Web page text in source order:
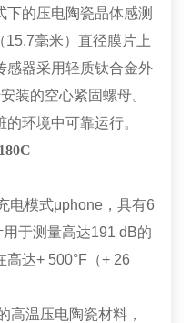
下的压电陶瓷晶体感测
毫米）直径膜片上
感器采用轻质钛合金外
装的空心紧固螺母。
环境中可靠运行。
电模式μphone，具有6
于测量高达191 dB的
达+ 500°F（+ 26
高温压电陶瓷材料，